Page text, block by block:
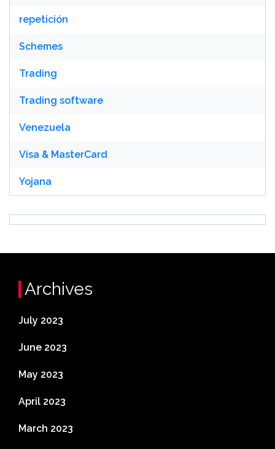
repetición
Schemes
Trading
Trading software
Venezuela
Visa & MasterCard
Yojana
Archives
July 2023
June 2023
May 2023
April 2023
March 2023